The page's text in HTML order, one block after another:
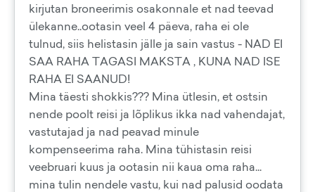
kirjutan broneerimis osakonnale et nad teevad
ülekanne..ootasin veel 4 päeva, raha ei ole
tulnud, siis helistasin jälle ja sain vastus - NAD EI
SAA RAHA TAGASI MAKSTA , KUNA NAD ISE
RAHA EI SAANUD!
Mina täesti shokkis??? Mina ütlesin, et ostsin
nende poolt reisi ja lõplikus ikka nad vahendajat,​
vastutajad ja nad peavad minule
kompenseerima raha. Mina tühistasin reisi
veebruari kuus ja ootasin nii kaua oma raha...
mina tulin nendele vastu, kui nad palusid oodata